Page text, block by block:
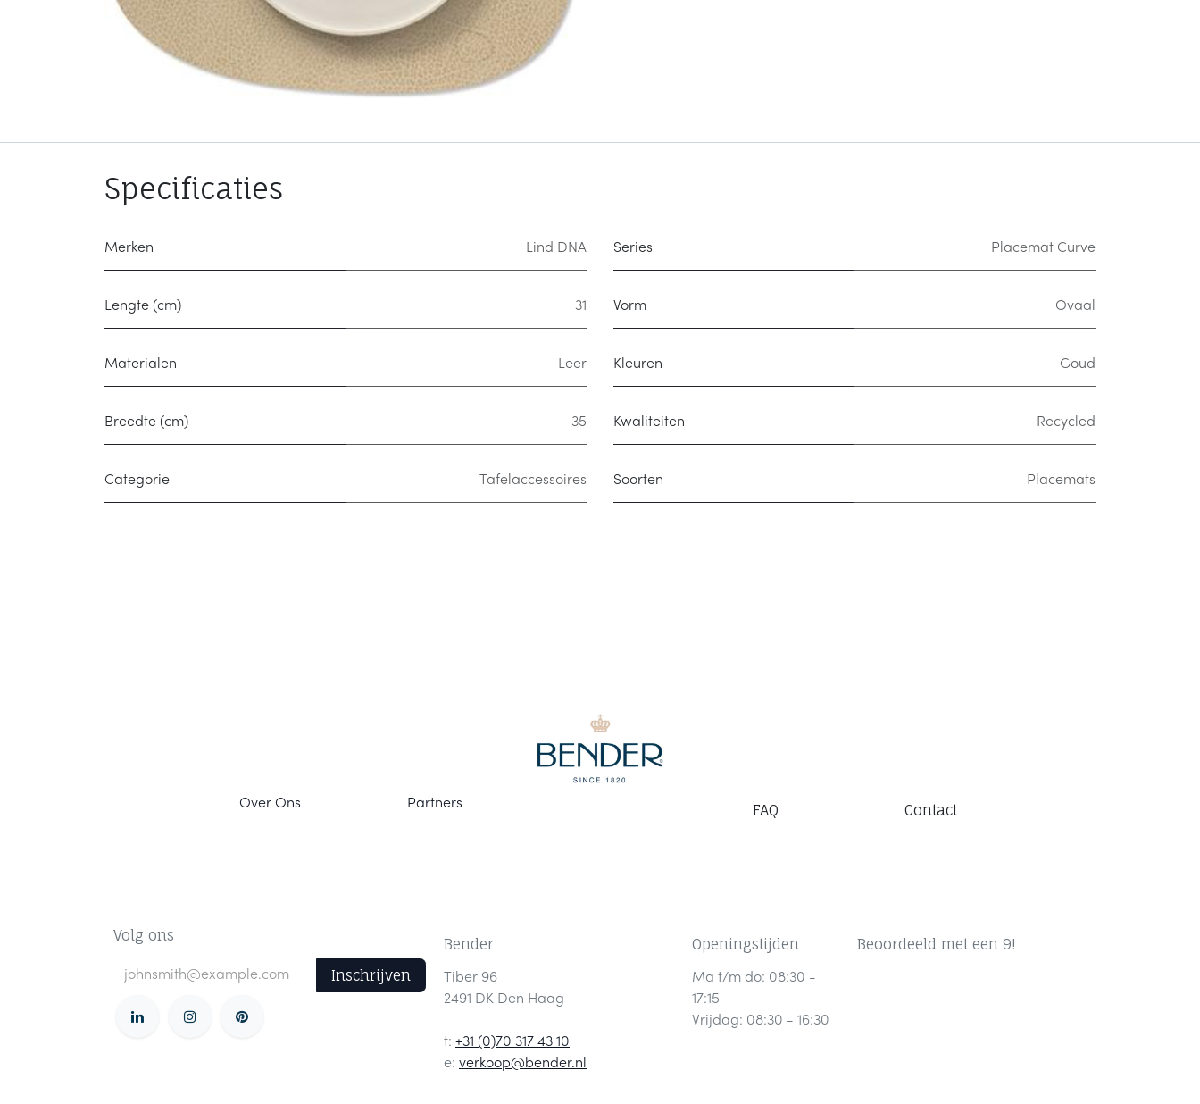
Specificaties
Merken Lind DNA Series Placemat Curve
Lengte (cm) 31 Vorm Ovaal
Materialen Leer Kleuren Goud
Breedte (cm) 35 Kwaliteiten Recycled
Categorie Tafelaccessoires Soorten Placemats
Volg ons
Inschrijven
Bender
Tiber 96
2491 DK Den Haag
t: +31 (0)70 317 43 10
e: verkoop@bender.nl
Openingstijden
Ma t/m do: 08:30 -
17:15
Vrijdag: 08:30 - 16:30
Beoordeeld met een 9!
Contact
Partners
Over Ons FAQ